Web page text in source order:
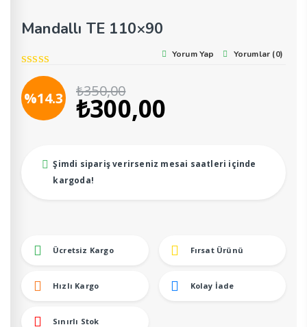
Mandallı TE 110×90
Yorum Yap Yorumlar (0)
₺350,00
Orijinal
fiyat:
₺300,00
₺300,00.
%14.3
Şimdi sipariş verirseniz mesai saatleri içinde
kargoda!
Ücretsiz Kargo Fırsat Ürünü
Hızlı Kargo Kolay İade
Sınırlı Stok